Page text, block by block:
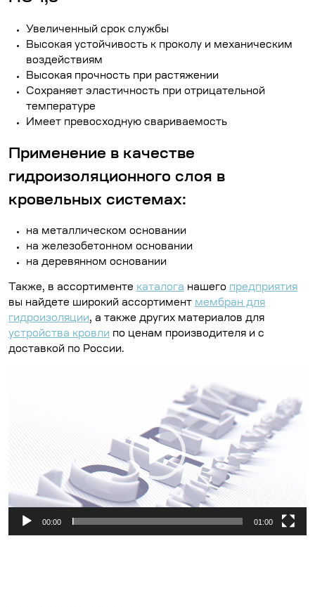
Увеличенный срок службы
Высокая устойчивость к проколу и механическим
воздействиям
Высокая прочность при растяжении
Сохраняет эластичность при отрицательной
температуре
Имеет превосходную свариваемость
Применение в качестве
гидроизоляционного слоя в
кровельных системах:
на металлическом основании
на железобетонном основании
на деревянном основании
Также, в ассортименте каталога нашего предприятия
вы найдете широкий ассортимент мембран для
гидроизоляции, а также других материалов для
устройства кровли по ценам производителя и с
доставкой по России.
00:00 01:00